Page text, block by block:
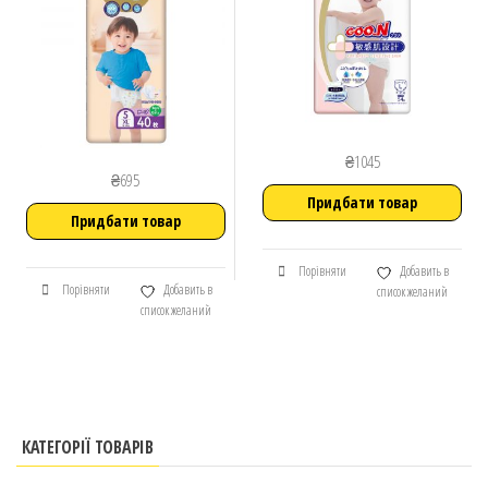
₴695
Придбати товар
Порівняти
Добавить в
список желаний
₴1045
Придбати товар
Порівняти
Добавить в
список желаний
КАТЕГОРІЇ ТОВАРІВ